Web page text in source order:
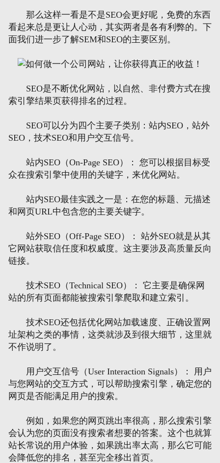
那么这样一看是不是SEO会更好呢，免费的东西
看起来总是更让人心动，其实两者是各有利弊的。下
面我们进一步了解SEM和SEO的主要区别。
SEO是不断优化网站，以自然、非付费方式在搜
索引擎结果页获得排名的过程。
SEO可以分为四个主要子类别：站内SEO，站外
SEO，技术SEO和用户交互信号。
站内SEO（On-Page SEO）： 您可以根据目标受
众在搜索引擎中使用的关键字，来优化网站。
站内SEO最佳实践之一是：在您的标题、元描述
和网页URL中包含您的主要关键字。
站外SEO（Off-Page SEO）： 站外SEO就是从其
它网站获取信任度和权威度。这主要涉及高质量反向
链接。
技术SEO（Technical SEO）： 它主要是确保网
站的所有页面都能被搜索引擎爬取和建立索引。
技术SEO还包括优化网站加载速度、正确设置网
址架构之类的事情，这类就涉及到很大细节，这里就
不作说明了。
用户交互信号（User Interaction Signals）： 用户
与您网站的交互方式，可以帮助搜索引擎，确定您的
网页是否能满足用户的搜索。
例如，如果您的网页跳出率很高，那么搜索引擎
会认为您的页面没有搜索者想要的答案。这个也就算
站长常说的用户体验，如果跳出率太高，那么它可能
会降低您的排名，甚至完全移出首页。